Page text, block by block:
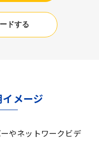
ドする
メージ
やネットワークビデ